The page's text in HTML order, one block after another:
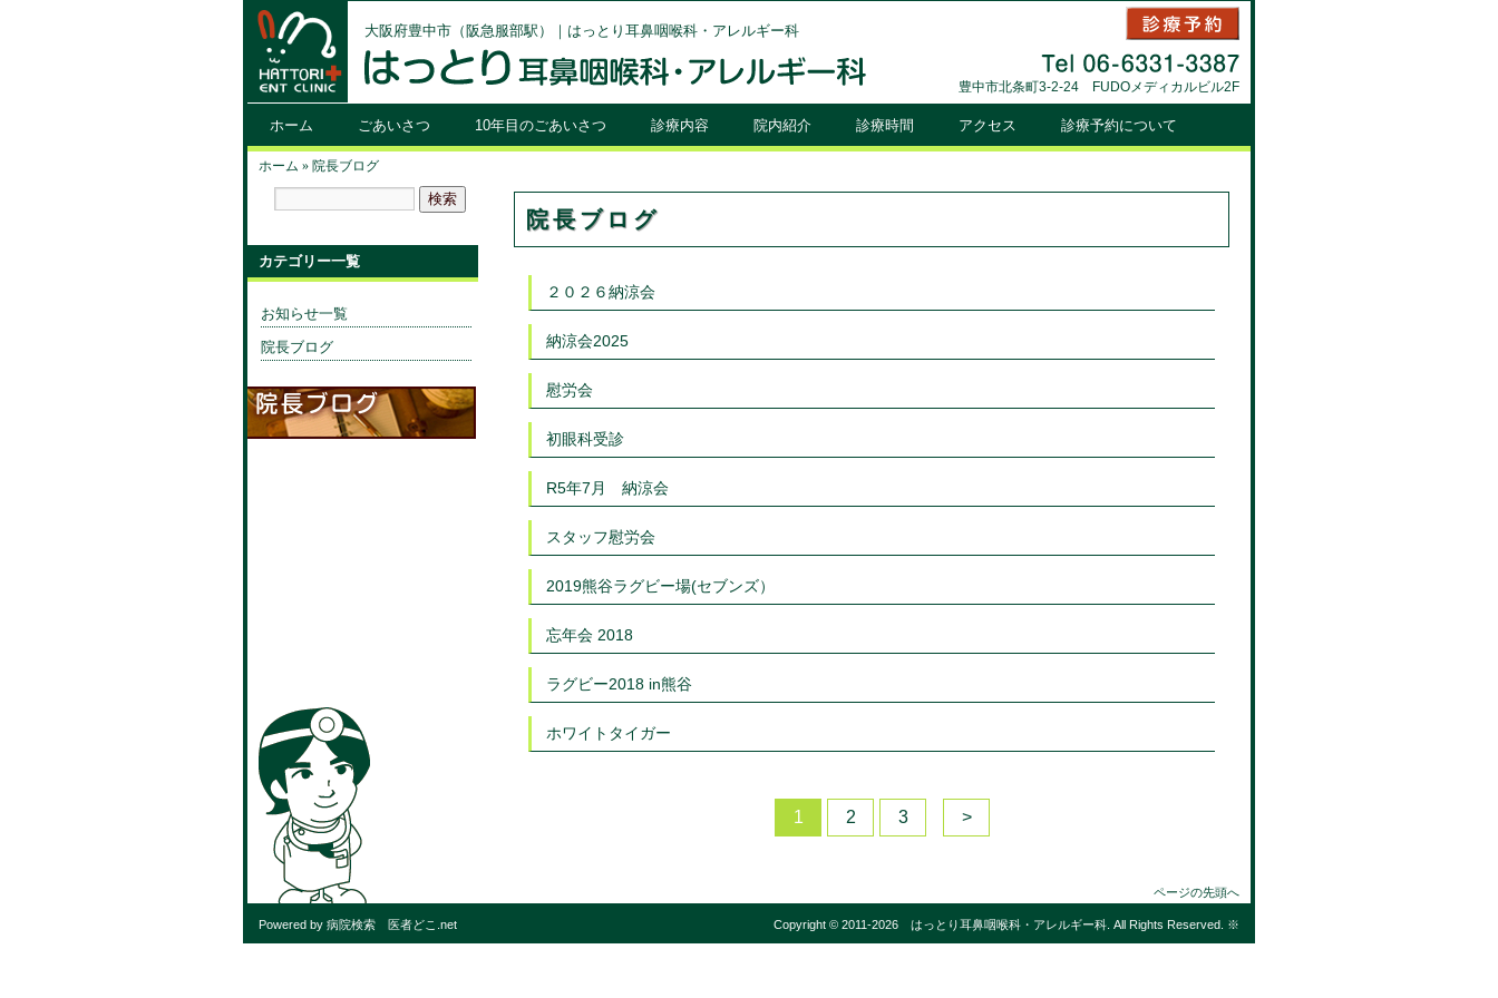
大阪府豊中市（阪急服部駅）｜はっとり耳鼻咽喉科・アレルギー科
豊中市北条町3-2-24 FUDOメディカルビル2F
ホーム ごあいさつ 10年目のごあいさつ 診療内容 院内紹介 診療時間 アクセス 診療予約について
ホーム » 院長ブログ
院長ブログ
２０２６納涼会
納涼会2025
慰労会
初眼科受診
R5年7月 納涼会
スタッフ慰労会
2019熊谷ラグビー場(セブンズ）
忘年会 2018
ラグビー2018 in熊谷
ホワイトタイガー
1 2 3 >
カテゴリー一覧
お知らせ一覧
院長ブログ
ページの先頭へ
Powered by 病院検索 医者どこ.net Copyright © 2011-2026 はっとり耳鼻咽喉科・アレルギー科 . All Rights Reserved. ※